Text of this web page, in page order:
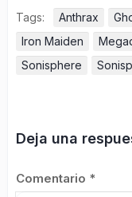
Tags: Anthrax
Iron Maiden
Sonisphere
Deja una
Comentario *